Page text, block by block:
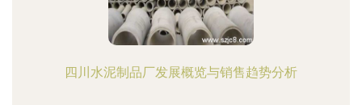
四川水泥制品厂发展概览与销售趋势分析